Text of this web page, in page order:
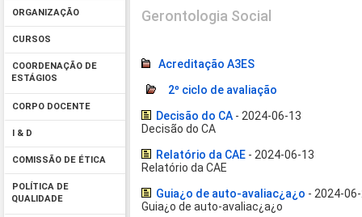
ORGANIZAÇÃO
CURSOS
COORDENAÇÃO DE
ESTÁGIOS
CORPO DOCENTE
I & D
COMISSÃO DE ÉTICA
POLÍTICA DE
QUALIDADE
Gerontologia Social
Acreditação A3ES
2º ciclo de avaliação
Decisão do CA - 2024-06-13
Decisão do CA
Relatório da CAE - 2024-06-13
Relatório da CAE
Guia¿o de auto-avaliac¿a¿o - 2024-
Guia¿o de auto-avaliac¿a¿o